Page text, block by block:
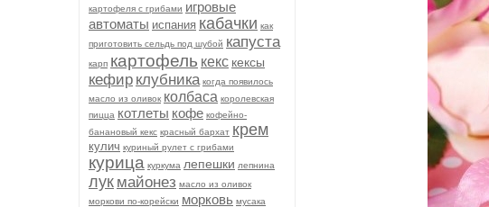
картофеля с грибами игровые
автоматы испания кабачки как
приготовить сельдь под шубой капуста
карп картофель кекс кексы
кефир клубника когда появилось
масло из оливок колбаса королевская
пицца котлеты кофе кофейно-
банановый кекс красный бархат крем
кулич куриный рулет с грибами
курица куркума лепешки лепнина
лук майонез масло из оливок
моркови по-корейски морковь мусака